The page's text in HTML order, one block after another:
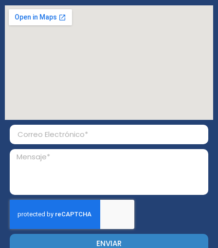
ENVIAR